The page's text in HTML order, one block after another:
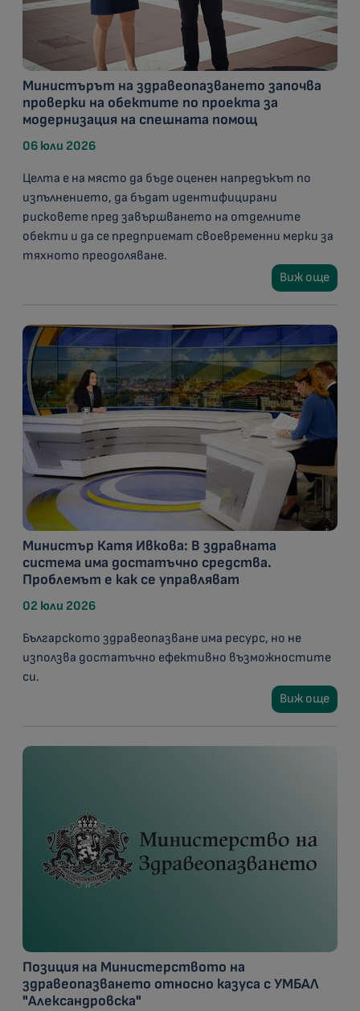
Министърът на здравеопазването започва
проверки на обектите по проекта за
модернизация на спешната помощ
06 юли 2026
Целта е на място да бъде оценен напредъкът по
изпълнението, да бъдат идентифицирани
рисковете пред завършването на отделните
обекти и да се предприемат своевременни мерки за
тяхното преодоляване.
Виж още
Министър Катя Ивкова: В здравната
система има достатъчно средства.
Проблемът е как се управляват
02 юли 2026
Българското здравеопазване има ресурс, но не
използва достатъчно ефективно възможностите
си.
Виж още
Позиция на Министерството на
здравеопазването относно казуса с УМБАЛ
"Александровска"